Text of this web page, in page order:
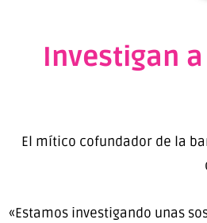
Investigan
El mítico cofundador de la
«Estamos investigando unas